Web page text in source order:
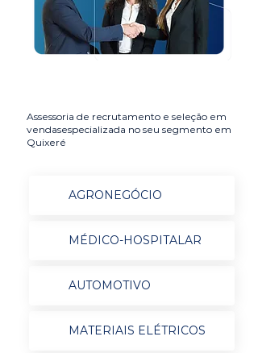
Assessoria de recrutamento e seleção em
vendasespecializada no seu segmento em
Quixeré
AGRONEGÓCIO
MÉDICO-HOSPITALAR
AUTOMOTIVO
MATERIAIS ELÉTRICOS